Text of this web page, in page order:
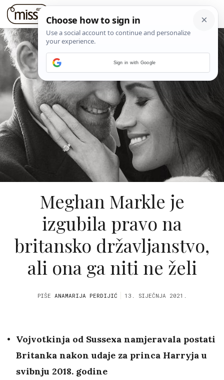
Meghan Markle je
izgubila pravo na
britansko državljanstvo,
ali ona ga niti ne želi
PIŠE ANAMARIJA PERDIJIĆ 13. SIJEČNJA 2021.
Vojvotkinja od Sussexa namjeravala postati
Britanka nakon udaje za princa Harryja u
svibnju 2018. godine
Sign in with Google